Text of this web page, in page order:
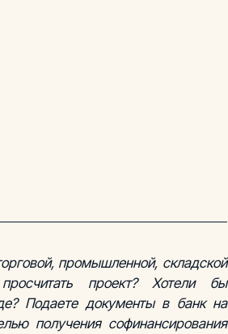
промышленной, складской
проект? Хотели бы
Подаете документы в банк на
получения софинансирования